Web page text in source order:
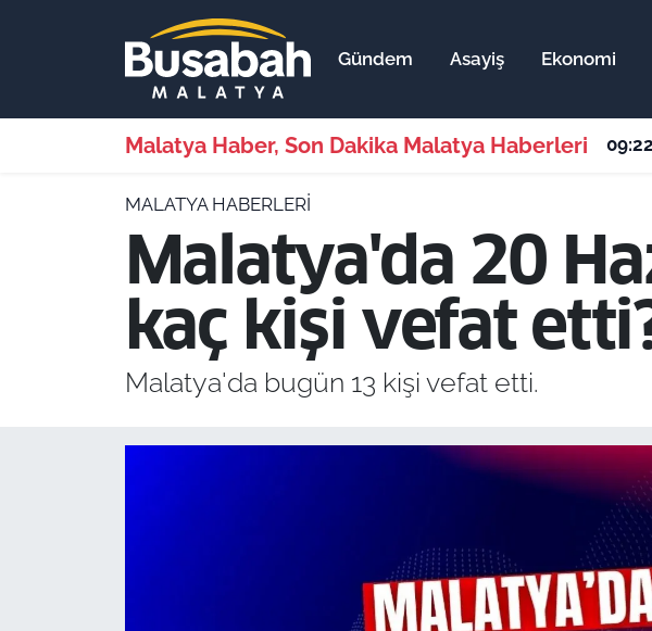
Gündem Asayiş Ekonomi
Malatya Haber, Son Dakika Malatya Haberleri 09:22
MALATYA HABERLERI
Malatya'da 20
kaç kişi vefat
Malatya'da bugün 13 kişi vefat etti.
Gündem
Ekonomi
Malatya Nöbetçi Eczaneler
Malatya Hava Durumu
Malatya Namaz Vakitleri
Malatya Trafik Yoğunluk Haritası
Süper Lig Puan Durumu ve Fikstür